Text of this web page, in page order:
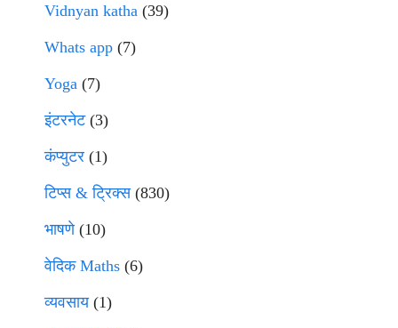
Vidnyan katha (39)
Whats app (7)
Yoga (7)
इंटरनेट(3)
कंप्युटर (1)
टिप्स & ट्रिक्स(830)
भाषणे(10)
वेदिक Maths (6)
व्यवसाय(1)